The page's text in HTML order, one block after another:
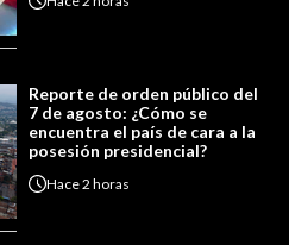
Reporte de orden público del
7 de agosto: ¿Cómo se
encuentra el país de cara a la
posesión presidencial?
Hace2 horas